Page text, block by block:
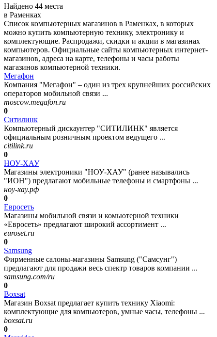
Найдено 44 места
в Раменках
Список компьютерных магазинов в Раменках, в которых
можно купить компьютерную технику, электронику и
комплектующие. Распродажи, скидки и акции в магазинах
компьютеров. Официальные сайты компьютерных интернет-
магазинов, адреса на карте, телефоны и часы работы
магазинов компьютерной техники.
Мегафон
Компания "Мегафон" – один из трех крупнейших российских
операторов мобильной связи ...
moscow.megafon.ru
0
Ситилинк
Компьютерный дискаунтер "СИТИЛИНК" является
официальным розничным проектом ведущего ...
citilink.ru
0
НОУ-ХАУ
Магазины электроники "НОУ-ХАУ" (ранее назывались
"ИОН") предлагают мобильные телефоны и смартфоны ...
ноу-хау.рф
0
Евросеть
Магазины мобильной связи и комьютерной техники
«Евросеть» предлагают широкий ассортимент ...
euroset.ru
0
Samsung
Фирменные салоны-магазины Samsung ("Самсунг")
предлагают для продажи весь спектр товаров компании ...
samsung.com/ru
0
Boxsat
Магазин Boxsat предлагает купить технику Xiaomi:
комплектующие для компьютеров, умные часы, телефоны ...
boxsat.ru
0